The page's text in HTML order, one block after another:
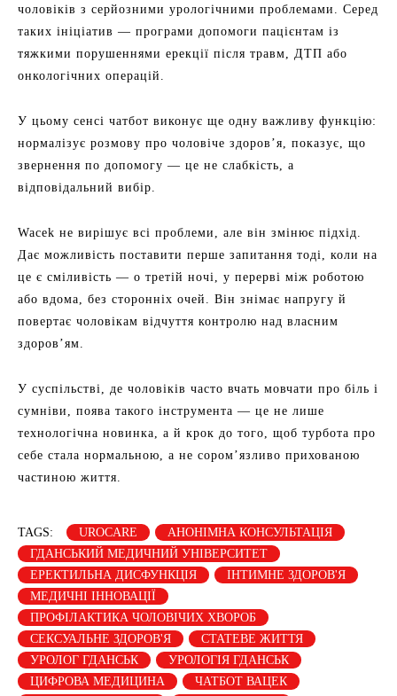
чоловіків з серйозними урологічними проблемами. Серед
таких ініціатив — програми допомоги пацієнтам із
тяжкими порушеннями ерекції після травм, ДТП або
онкологічних операцій.
У цьому сенсі чатбот виконує ще одну важливу функцію:
нормалізує розмову про чоловіче здоров’я, показує, що
звернення по допомогу — це не слабкість, а
відповідальний вибір.
Wacek не вирішує всі проблеми, але він змінює підхід.
Дає можливість поставити перше запитання тоді, коли на
це є сміливість — о третій ночі, у перерві між роботою
або вдома, без сторонніх очей. Він знімає напругу й
повертає чоловікам відчуття контролю над власним
здоров’ям.
У суспільстві, де чоловіків часто вчать мовчати про біль і
сумніви, поява такого інструмента — це не лише
технологічна новинка, а й крок до того, щоб турбота про
себе стала нормальною, а не сором’язливо прихованою
частиною життя.
TAGS: UROCARE
АНОНІМНА КОНСУЛЬТАЦІЯ
ГДАНСЬКИЙ МЕДИЧНИЙ УНІВЕРСИТЕТ
ЕРЕКТИЛЬНА ДИСФУНКЦІЯ
ІНТИМНЕ ЗДОРОВ'Я
МЕДИЧНІ ІННОВАЦІЇ
ПРОФІЛАКТИКА ЧОЛОВІЧИХ ХВОРОБ
СЕКСУАЛЬНЕ ЗДОРОВ'Я
СТАТЕВЕ ЖИТТЯ
УРОЛОГ ГДАНСЬК
УРОЛОГІЯ ГДАНСЬК
ЦИФРОВА МЕДИЦИНА
ЧАТБОТ ВАЦЕК